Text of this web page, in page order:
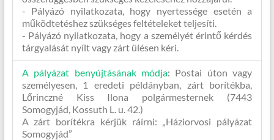
- Pályázó nyilatkozata, hogy nyertessége esetén a
működtetéshez szükséges feltételeket teljesíti.
- Pályázó nyilatkozata, hogy a személyét érintő kérdés
tárgyalását nyílt vagy zárt ülésen kéri.
A pályázat benyújtásának módja: Postai úton vagy
személyesen, 1 eredeti példányban, zárt borítékba,
Lőrinczné Kiss Ilona polgármesternek (7443
Somogyjád, Kossuth L. u. 42.)
A zárt borítékra kérjük ráírni: „Háziorvosi pályázat
Somogyjád”